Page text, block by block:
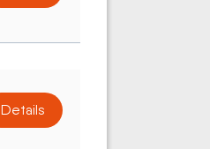
Details